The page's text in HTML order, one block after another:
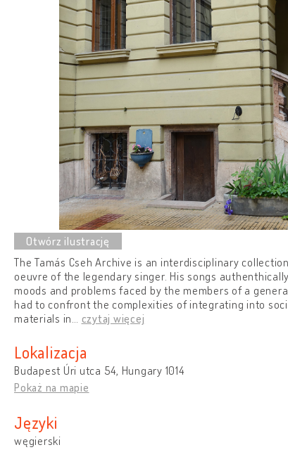
The Tamás Cseh Archive is an interdisciplinary
oeuvre of the legendary singer. His songs
moods and problems faced by the members of a
had to confront the complexities of integrating into
materials in
czytaj więcej
Lokalizacja
Budapest Úri utca 54, Hungary 1014
Pokaż na mapie
Języki
węgierski